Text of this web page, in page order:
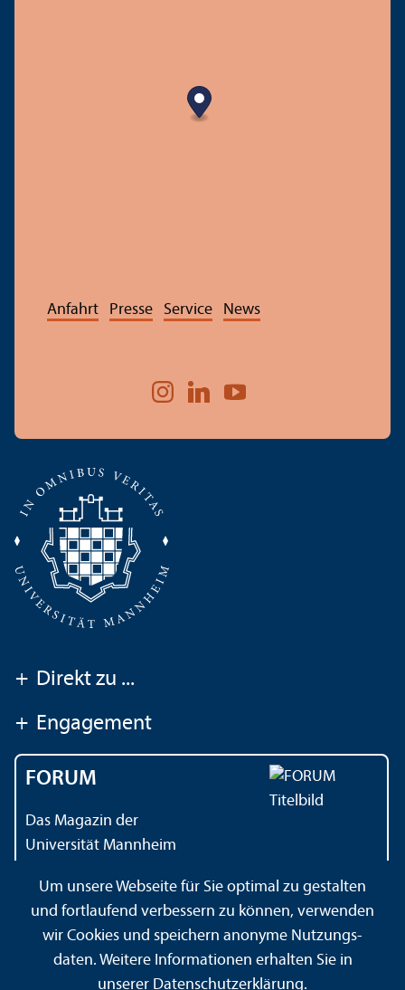
Anfahrt Presse Service News
+ Direkt zu ...
+ Engagement
FORUM
Das Magazin der
Universität Mannheim
Kontakt Impressum Datenschutz
Barrierefreiheit
Gebärdensprache
Leichte Sprache
Sitemap
Hausordnung
Sicherheit und Notfälle
Um unsere Webseite für Sie optimal zu gestalten
und fortlaufend verbessern zu können, verwenden
wir Cookies und speichern anonyme Nutzungs­
daten. Weitere Informationen erhalten Sie in
unserer Datenschutz­erklärung.